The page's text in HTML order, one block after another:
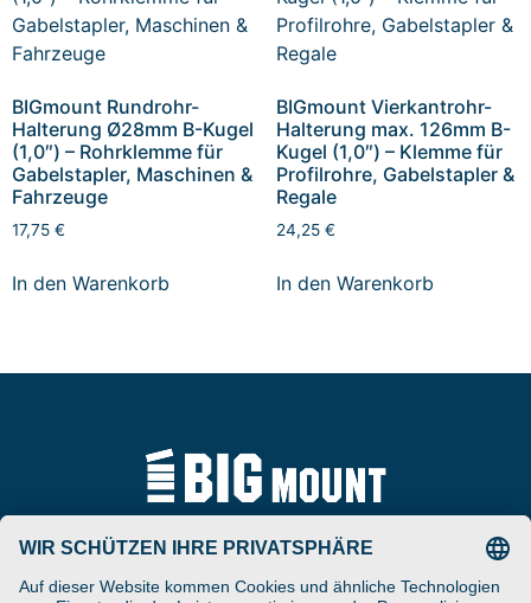
BIGmount Rundrohr-
Halterung Ø28mm B-Kugel
(1,0″) – Rohrklemme für
Gabelstapler, Maschinen &
Fahrzeuge
17,75 €
In den Warenkorb
BIGmount Vierkantrohr-
Halterung max. 126mm B-
Kugel (1,0″) – Klemme für
Profilrohre, Gabelstapler &
Regale
24,25 €
In den Warenkorb
ARAT Spezialhalterungen
GmbH
Tel
+49 (0) 5257-9380625